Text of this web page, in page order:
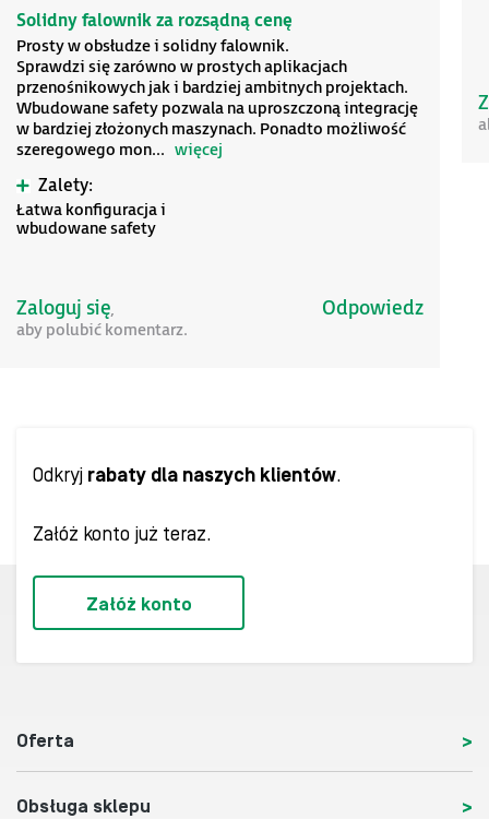
Solidny falownik za rozsądną cenę
Prosty w obsłudze i solidny falownik.
Sprawdzi się zarówno w prostych aplikacjach
przenośnikowych jak i bardziej ambitnych projektach.
Wbudowane safety pozwala na uproszczoną integrację
w bardziej złożonych maszynach. Ponadto możliwość
szeregowego mon... więcej
Zalety:
Łatwa konfiguracja i
wbudowane safety
Zaloguj się,
aby polubić komentarz.
Odpowiedz
Odkryj rabaty dla naszych klientów.
Załóż konto już teraz.
Załóż konto
Oferta
Obsługa sklepu